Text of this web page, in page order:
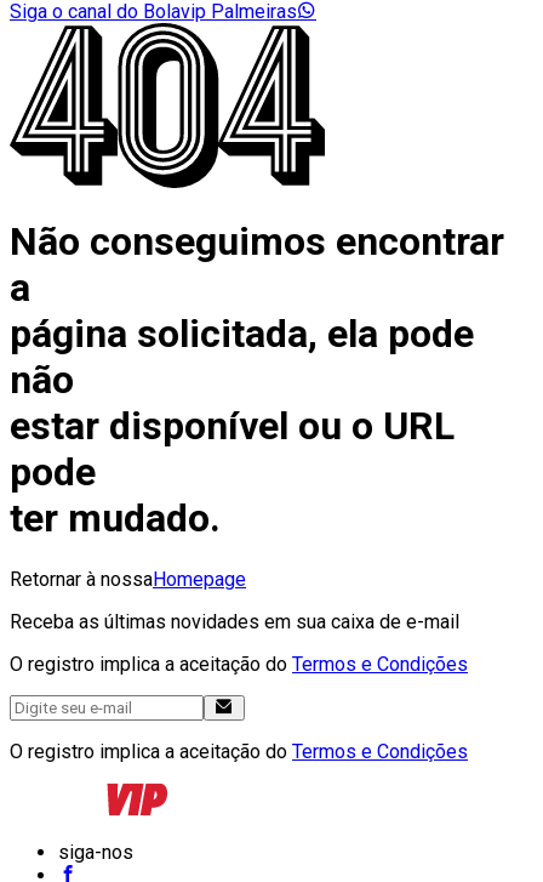
Siga o canal do Bolavip Palmeiras
Não conseguimos encontrar
a
página solicitada, ela pode
não
estar disponível ou o URL
pode
ter mudado.
Retornar à nossaHomepage
Receba as últimas novidades em sua caixa de e-mail
O registro implica a aceitação do Termos e Condições
O registro implica a aceitação do Termos e Condições
siga-nos